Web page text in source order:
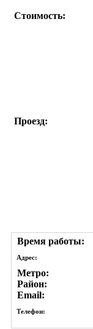
Стоимость:
Проезд:
Время работы:
Адрес:
Метро:
Район:
Email:
Телефон: